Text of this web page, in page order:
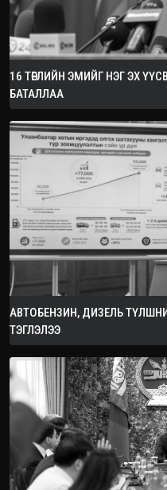
16 ТӨРЛИЙН ЭМИЙГ НЭГ ЭХ
БАТАЛЛАА
АВТОБЕНЗИН, ДИЗЕЛЬ
ТЭГЛЭЛЭЭ